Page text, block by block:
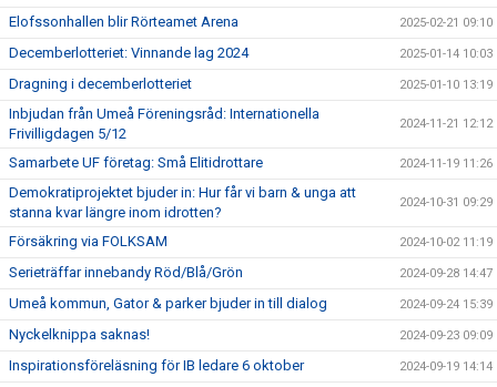
Elofssonhallen blir Rörteamet Arena 2025-02-21 09:10
Decemberlotteriet: Vinnande lag 2024 2025-01-14 10:03
Dragning i decemberlotteriet 2025-01-10 13:19
Inbjudan från Umeå Föreningsråd: Internationella
Frivilligdagen 5/12
2024-11-21 12:12
Samarbete UF företag: Små Elitidrottare 2024-11-19 11:26
Demokratiprojektet bjuder in: Hur får vi barn & unga att
stanna kvar längre inom idrotten?
2024-10-31 09:29
Försäkring via FOLKSAM 2024-10-02 11:19
Serieträffar innebandy Röd/Blå/Grön 2024-09-28 14:47
Umeå kommun, Gator & parker bjuder in till dialog 2024-09-24 15:39
Nyckelknippa saknas! 2024-09-23 09:09
Inspirationsföreläsning för IB ledare 6 oktober 2024-09-19 14:14